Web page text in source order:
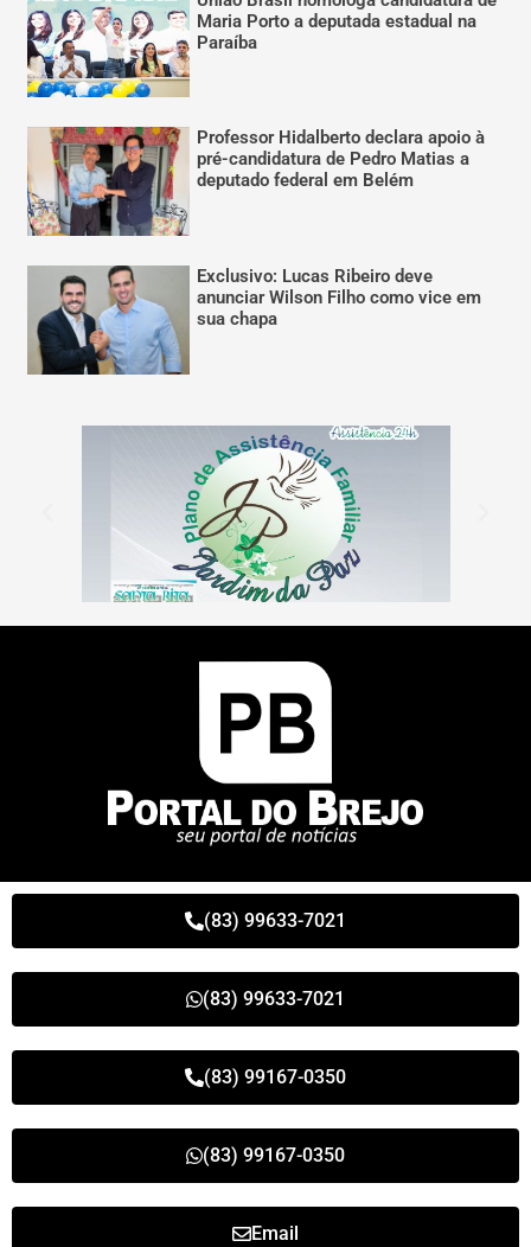
Maria Porto a deputada estadual na
Paraíba
Professor Hidalberto declara apoio à
pré-candidatura de Pedro Matias a
deputado federal em Belém
Exclusivo: Lucas Ribeiro deve
anunciar Wilson Filho como vice em
sua chapa
(83) 99633-7021
(83) 99633-7021
(83) 99167-0350
(83) 99167-0350
Email